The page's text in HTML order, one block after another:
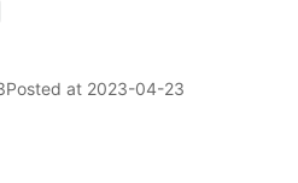
Posted at 2023-04-23